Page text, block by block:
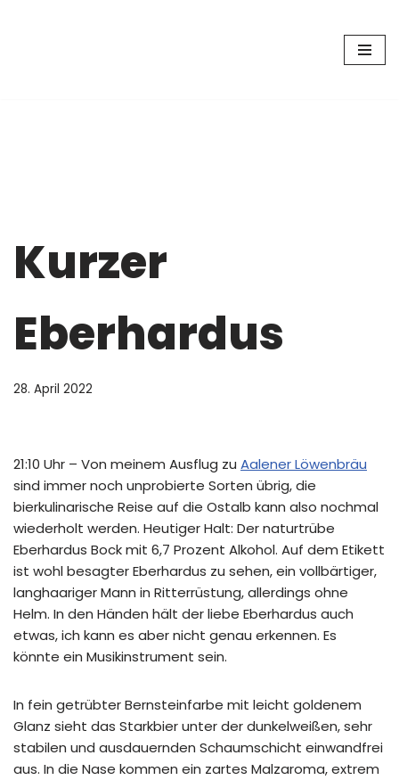
Kurzer
Eberhardus
28. April 2022
21:10 Uhr – Von meinem Ausflug zu Aalener Löwenbräu
sind immer noch unprobierte Sorten übrig, die
bierkulinarische Reise auf die Ostalb kann also nochmal
wiederholt werden. Heutiger Halt: Der naturtrübe
Eberhardus Bock mit 6,7 Prozent Alkohol. Auf dem Etikett
ist wohl besagter Eberhardus zu sehen, ein vollbärtiger,
langhaariger Mann in Ritterrüstung, allerdings ohne
Helm. In den Händen hält der liebe Eberhardus auch
etwas, ich kann es aber nicht genau erkennen. Es
könnte ein Musikinstrument sein.
In fein getrübter Bernsteinfarbe mit leicht goldenem
Glanz sieht das Starkbier unter der dunkelweißen, sehr
stabilen und ausdauernden Schaumschicht einwandfrei
aus. In die Nase kommen ein zartes Malzaroma, extrem